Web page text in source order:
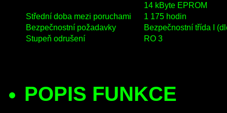
14 kByte EPROM
Střední doba mezi poruchami
1 175 hodin
Bezpečnostní požadavky
Bezpečnostní třída I
Stupeň odrušení
RO 3
POPIS FUNKCE